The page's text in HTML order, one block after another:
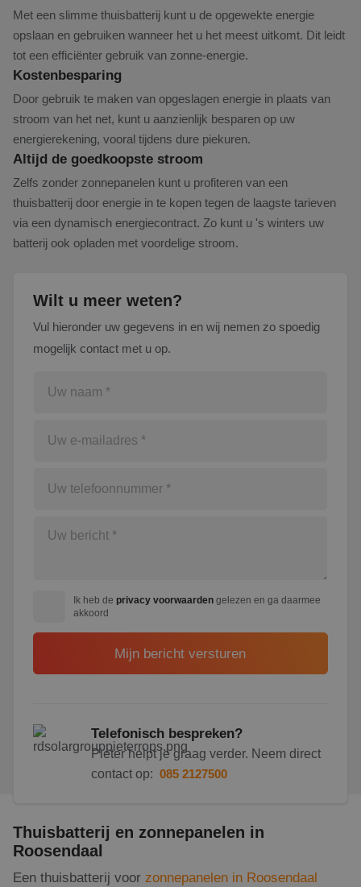
Met een slimme thuisbatterij kunt u de opgewekte energie
opslaan en gebruiken wanneer het u het meest uitkomt. Dit leidt
tot een efficiënter gebruik van zonne-energie.
Kostenbesparing
Door gebruik te maken van opgeslagen energie in plaats van
stroom van het net, kunt u aanzienlijk besparen op uw
energierekening, vooral tijdens dure piekuren.
Altijd de goedkoopste stroom
Zelfs zonder zonnepanelen kunt u profiteren van een
thuisbatterij door energie in te kopen tegen de laagste tarieven
via een dynamisch energiecontract. Zo kunt u 's winters uw
batterij ook opladen met voordelige stroom.
Wilt u meer weten?
Vul hieronder uw gegevens in en wij nemen zo spoedig
mogelijk contact met u op.
Ik heb de privacy voorwaarden gelezen en ga daarmee
akkoord
Telefonisch bespreken?
Pieter helpt je graag verder. Neem direct
contact op: 085 2127500
Thuisbatterij en zonnepanelen in
Roosendaal
Een thuisbatterij voor zonnepanelen in Roosendaal